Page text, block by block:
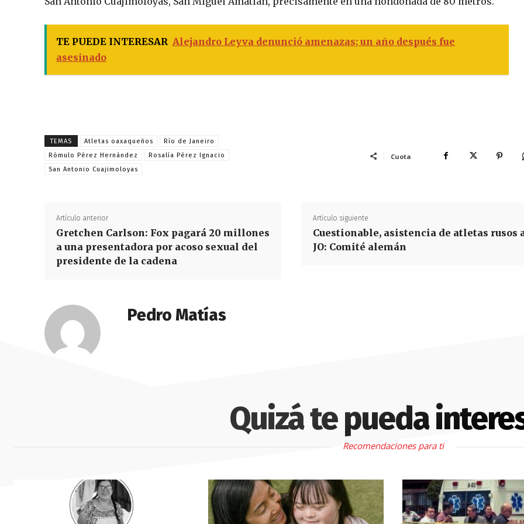
TE PUEDE INTERESAR Alejandro Leyva denunció amenazas; un año después fue
asesinado
TEMAS Atletas oaxaqueños
Río de Janeiro
Rómulo Pérez Hernández
Rosalía Pérez Ignacio
San Antonio Cuajimoloyas
Cuota
Artículo anterior
Gretchen Carlson: Fox pagará 20 millones
a una presentadora por acoso sexual del
presidente de la cadena
Artículo siguiente
Cuestionable, asistencia de atletas rusos
JO: Comité alemán
Pedro Matías
Quizá te pueda
Recomendaciones para ti